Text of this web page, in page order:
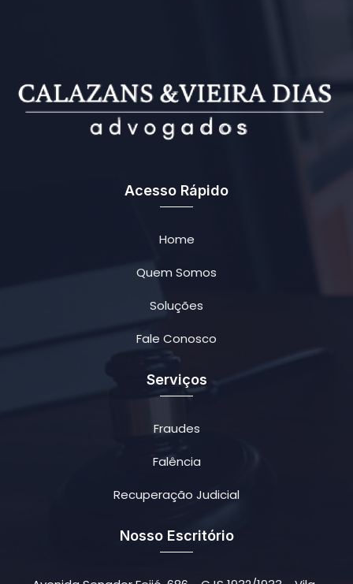
Acesso Rápido
Home
Quem Somos
Soluções
Fale Conosco
Serviços
Fraudes
Falência
Recuperação Judicial
Nosso Escritório